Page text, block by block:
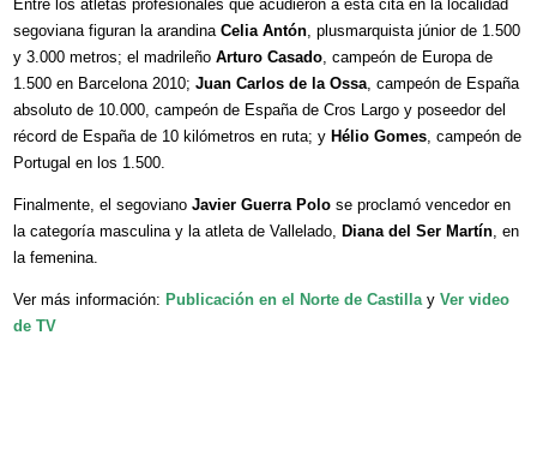
Entre los atletas profesionales que acudieron a esta cita en la localidad
segoviana figuran la arandinaCelia Antón , plusmarquista júnior de 1.500
y 3.000 metros; el madrileñoArturo Casado , campeón de Europa de
1.500 en Barcelona 2010;Juan Carlos de la Ossa , campeón de España
absoluto de 10.000, campeón de España de Cros Largo y poseedor del
récord de España de 10 kilómetros en ruta; yHélio Gomes , campeón de
Portugal en los 1.500.
Finalmente, el segovianoJavier Guerra Polo se proclamó vencedor en
la categoría masculina y la atleta de Vallelado,Diana del Ser Martín , en
la femenina.
Ver más información:Publicación en el Norte de Castilla yVer video
de TV